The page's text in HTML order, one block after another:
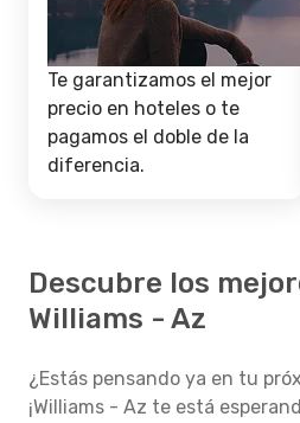
Te garantizamos el mejor
precio en hoteles o te
pagamos el doble de la
diferencia.
Descubre los
Williams - Az
¿Estás pensando ya en tu
¡Williams - Az te está